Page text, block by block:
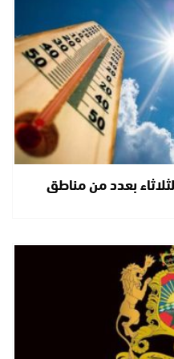
بعدد من مناطق